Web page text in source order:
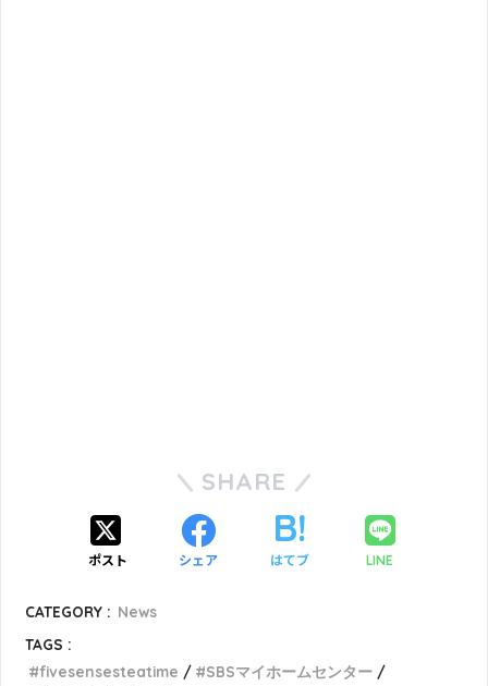
SHARE
ポスト シェア はてブ LINE
CATEGORY : News
TAGS :
fivesensesteatime
SBSマイホームセンター